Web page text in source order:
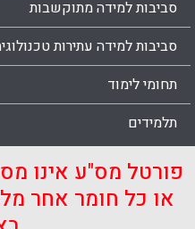
סביבות למידה מתוקשבות
סביבות למידה עתירות
תחומי לימוד
תלמידים
פורטל מס"ע אינו
או כל חומר אחר